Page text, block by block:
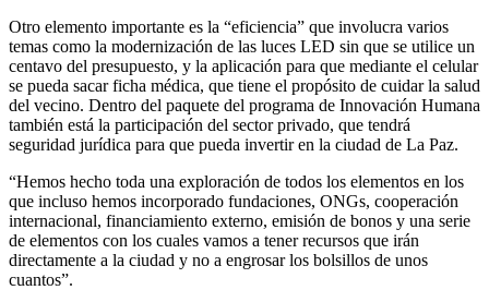
Otro elemento importante es la “eficiencia” que involucra varios
temas como la modernización de las luces LED sin que se utilice un
centavo del presupuesto, y la aplicación para que mediante el celular
se pueda sacar ficha médica, que tiene el propósito de cuidar la salud
del vecino. Dentro del paquete del programa de Innovación Humana
también está la participación del sector privado, que tendrá
seguridad jurídica para que pueda invertir en la ciudad de La Paz.
“Hemos hecho toda una exploración de todos los elementos en los
que incluso hemos incorporado fundaciones, ONGs, cooperación
internacional, financiamiento externo, emisión de bonos y una serie
de elementos con los cuales vamos a tener recursos que irán
directamente a la ciudad y no a engrosar los bolsillos de unos
cuantos”.